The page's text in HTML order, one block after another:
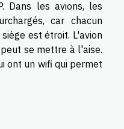
Dans les avions, les
car chacun
est étroit. L'avion
se mettre à l'aise.
ont un wifi qui permet